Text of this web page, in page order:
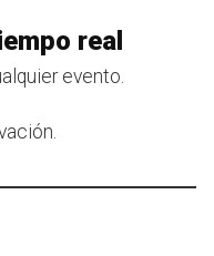
real
evento.